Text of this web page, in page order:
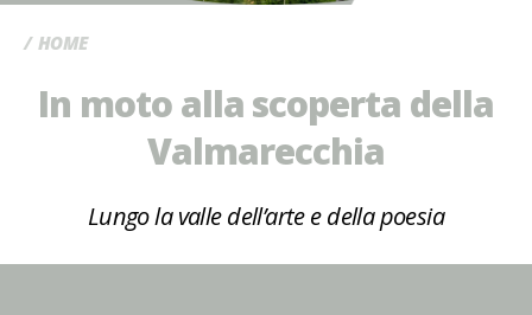
HOME
In moto alla scoperta della
Valmarecchia
Lungo la valle dell’arte e della poesia